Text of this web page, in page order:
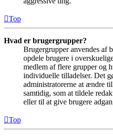
Top
Hvad er brugergrupper?
Brugergrupper anvendes af
opdele brugere i
medlem af flere grupper og
individuelle tilladelser. Det
administratorerne at ændre
samtidig, som at tildele
eller til at give brugere
Top